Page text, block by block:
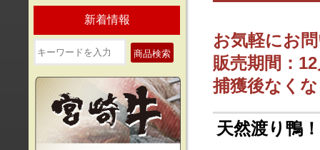
新着情報
商品検索
お気軽にお
販売期間：
捕獲後なく
天然渡り鴨！